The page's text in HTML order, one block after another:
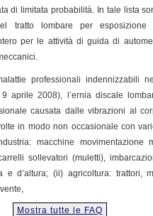
di limitata probabilità. In tale lista
tratto lombare per esposizione
per le attività di guida di
professionali indennizzabili
9 aprile 2008), l’ernia discale
causata dalle vibrazioni al
in modo non occasionale con
macchine movimentazione
sollevatori (muletti),
e d’altura; (ii) agricoltura: trattori,
Mostra tutte le FAQ